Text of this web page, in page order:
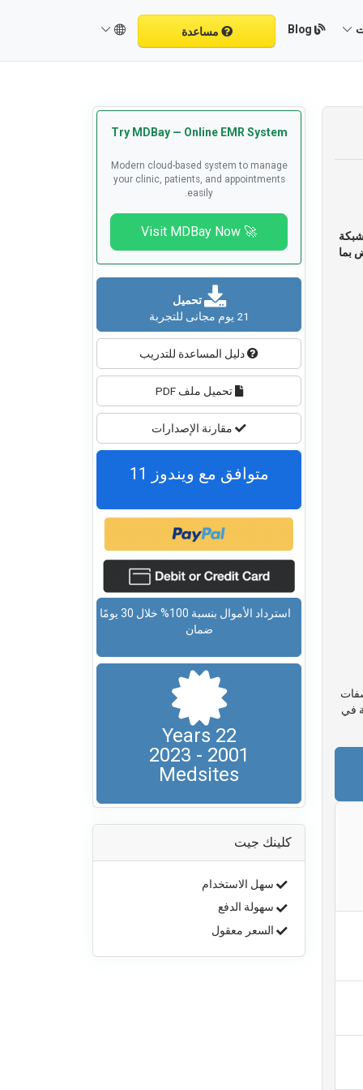
Blog مساعدة
بما
في
Try MDBay — Online EMR System
Modern cloud-based system to manage
your clinic, patients, and appointments
easily.
🚀 Visit MDBay Now
تحميل
21 يوم مجانى للتجربة
دليل المساعدة للتدريب
تحميل ملف PDF
مقارنة الإصدارات
متوافق مع ويندوز 11
استرداد الأموال بنسبة 100% خلال 30 يومًا
ضمان
22 Years
2001 - 2023
Medsites
كلينك جيت
سهل الاستخدام
سهولة الدفع
السعر معقول